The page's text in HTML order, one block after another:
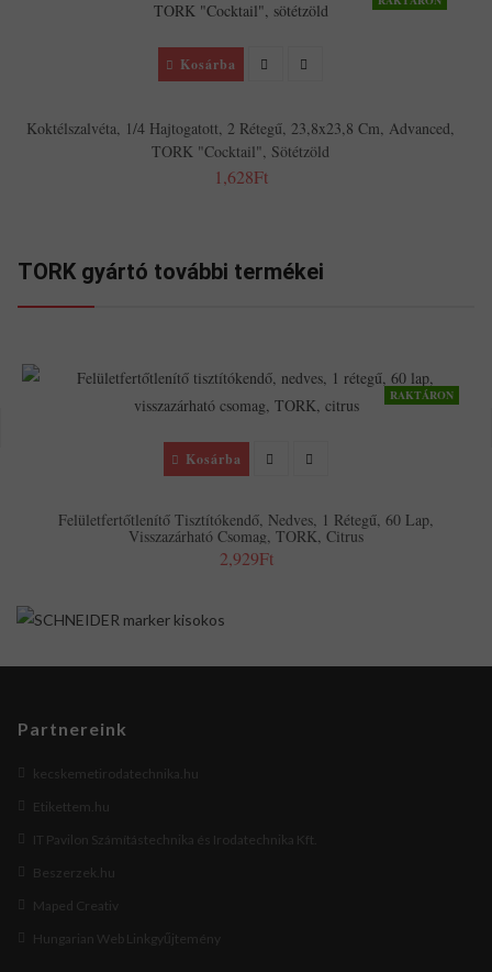
Kosárba
Koktélszalvéta, 1/4 Hajtogatott, 2 Rétegű, 23,8x23,8 Cm, Advanced,
TORK "Cocktail", Sötétzöld
1,628Ft
TORK gyártó további termékei
RAKTÁRON
Kosárba
Felületfertőtlenítő Tisztítókendő, Nedves, 1 Rétegű, 60 Lap,
Visszazárható Csomag, TORK, Citrus
2,929Ft
Partnereink
kecskemetirodatechnika.hu
Etikettem.hu
IT Pavilon Számítástechnika és Irodatechnika Kft.
Beszerzek.hu
Maped Creativ
Hungarian Web Linkgyűjtemény